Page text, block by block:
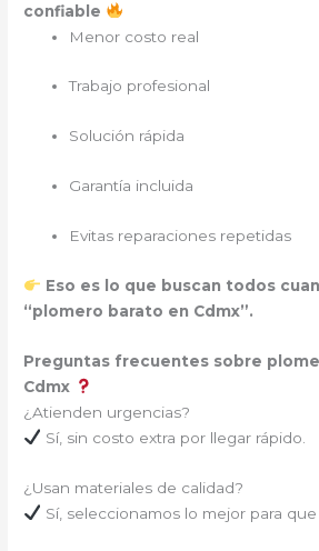
confiable
Menor costo real
Trabajo profesional
Solución rápida
Garantía incluida
Evitas reparaciones repetidas
Eso es lo que buscan todos
“plomero barato en Cdmx”.
Preguntas frecuentes sobre
Cdmx
¿Atienden urgencias?
Sí, sin costo extra por llegar rápido.
¿Usan materiales de calidad?
Sí, seleccionamos lo mejor para que